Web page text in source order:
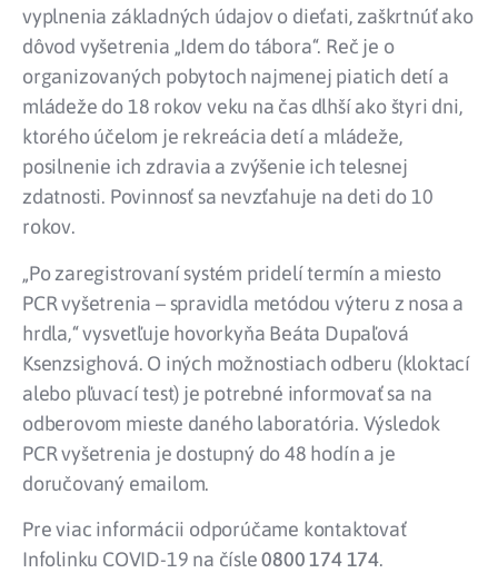
vyplnenia základných údajov o dieťati, zaškrtnúť ako
dôvod vyšetrenia „Idem do tábora“. Reč je o
organizovaných pobytoch najmenej piatich detí a
mládeže do 18 rokov veku na čas dlhší ako štyri dni,
ktorého účelom je rekreácia detí a mládeže,
posilnenie ich zdravia a zvýšenie ich telesnej
zdatnosti. Povinnosť sa nevzťahuje na deti do 10
rokov.
„Po zaregistrovaní systém pridelí termín a miesto
PCR vyšetrenia – spravidla metódou výteru z nosa a
hrdla,“ vysvetľuje hovorkyňa Beáta Dupaľová
Ksenzsighová. O iných možnostiach odberu (kloktací
alebo pľuvací test) je potrebné informovať sa na
odberovom mieste daného laboratória. Výsledok
PCR vyšetrenia je dostupný do 48 hodín a je
doručovaný emailom.
Pre viac informácii odporúčame kontaktovať
Infolinku COVID-19 na čísle0800 174 174.